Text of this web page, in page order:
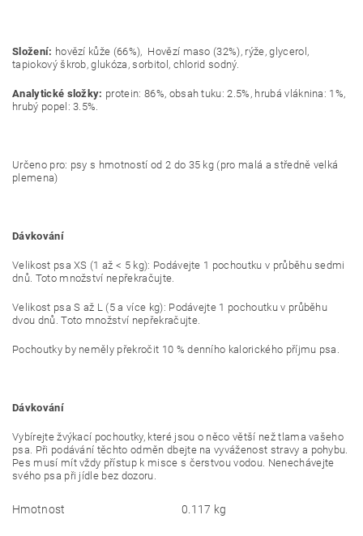
Složení: hovězí kůže (66%), Hovězí maso (32%), rýže, glycerol,
tapiokový škrob, glukóza, sorbitol, chlorid sodný.
Analytické složky: protein: 86%, obsah tuku: 2.5%, hrubá vláknina: 1%,
hrubý popel: 3.5%.
Určeno pro: psy s hmotností od 2 do 35 kg (pro malá a středně velká
plemena)
Dávkování
Velikost psa XS (1 až < 5 kg): Podávejte 1 pochoutku v průběhu sedmi
dnů. Toto množství nepřekračujte.
Velikost psa S až L (5 a více kg): Podávejte 1 pochoutku v průběhu
dvou dnů. Toto množství nepřekračujte.
Pochoutky by neměly překročit 10 % denního kalorického příjmu psa.
Dávkování
Vybírejte žvýkací pochoutky, které jsou o něco větší než tlama vašeho
psa. Při podávání těchto odměn dbejte na vyváženost stravy a pohybu.
Pes musí mít vždy přístup k misce s čerstvou vodou. Nenechávejte
svého psa při jídle bez dozoru.
Hmotnost 0.117 kg